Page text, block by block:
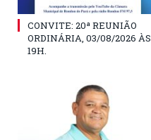
CONVITE: 20ª REUNIÃO
ORDINÁRIA, 03/08/2026 ÀS
19H.